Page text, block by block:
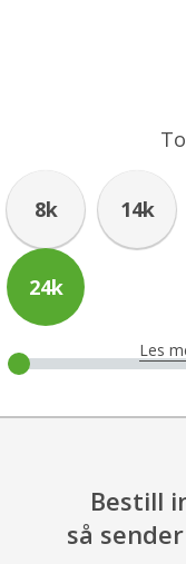
Bestill
så
8k 14k
24k
Les